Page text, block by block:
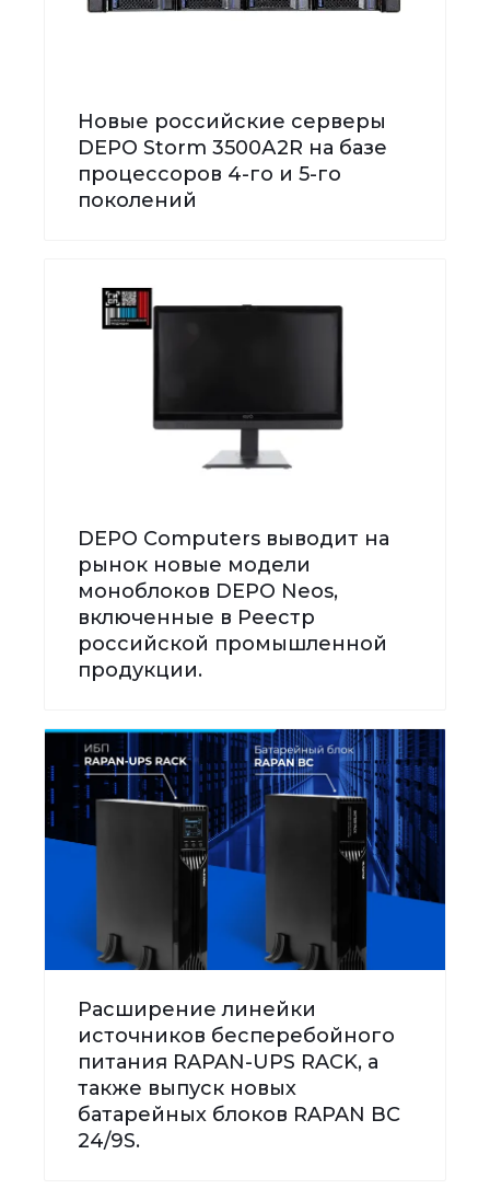
Новые российские серверы
DEPO Storm 3500А2R на базе
процессоров 4-го и 5-го
поколений
DEPO Computers выводит на
рынок новые модели
моноблоков DEPO Neos,
включенные в Реестр
российской промышленной
продукции.
Расширение линейки
источников бесперебойного
питания RAPAN-UPS RACK, а
также выпуск новых
батарейных блоков RAPAN BC
24/9S.